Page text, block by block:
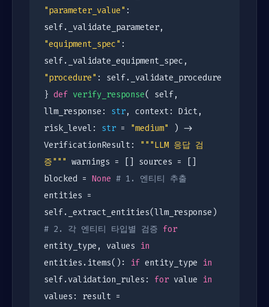
"parameter_value" :
self._validate_parameter,
"equipment_spec" :
self._validate_equipment_spec,
"procedure" : self._validate_procedure
} def verify_response( self,
llm_response: str, context: Dict,
risk_level: str = "medium"
) ->
VerificationResult:
"""LLM 응답 검
증""" warnings = [] sources = []
blocked = None # 1. 엔티티 추출
entities =
self._extract_entities(llm_response)
# 2. 각 엔티티 타입별 검증 for
entity_type, values in
entities.items():
if entity_type in
self.validation_rules: for value in
values: result =